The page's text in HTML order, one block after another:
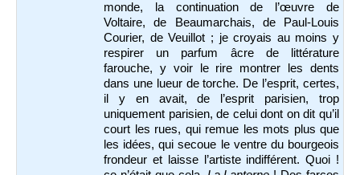
monde, la continuation de l’œuvre de
Voltaire, de Beaumarchais, de Paul-Louis
Courier, de Veuillot ; je croyais au moins y
respirer un parfum âcre de littérature
farouche, y voir le rire montrer les dents
dans une lueur de torche. De l’esprit, certes,
il y en avait, de l’esprit parisien, trop
uniquement parisien, de celui dont on dit qu’il
court les rues, qui remue les mots plus que
les idées, qui secoue le ventre du bourgeois
frondeur et laisse l’artiste indifférent. Quoi !